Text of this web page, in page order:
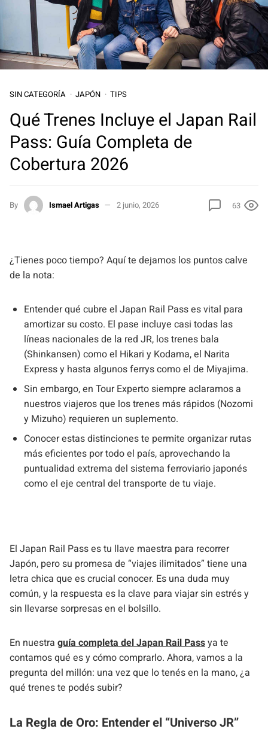
SIN CATEGORÍA JAPÓN TIPS
Qué Trenes Incluye el Japan Rail
Pass: Guía Completa de
Cobertura 2026
By Ismael Artigas 2 junio, 2026 63
¿Tienes poco tiempo? Aquí te dejamos los puntos calve
de la nota:
Entender qué cubre el Japan Rail Pass es vital para
amortizar su costo. El pase incluye casi todas las
líneas nacionales de la red JR, los trenes bala
(Shinkansen) como el Hikari y Kodama, el Narita
Express y hasta algunos ferrys como el de Miyajima.
Sin embargo, en Tour Experto siempre aclaramos a
nuestros viajeros que los trenes más rápidos (Nozomi
y Mizuho) requieren un suplemento.
Conocer estas distinciones te permite organizar rutas
más eficientes por todo el país, aprovechando la
puntualidad extrema del sistema ferroviario japonés
como el eje central del transporte de tu viaje.
El Japan Rail Pass es tu llave maestra para recorrer
Japón, pero su promesa de “viajes ilimitados” tiene una
letra chica que es crucial conocer. Es una duda muy
común, y la respuesta es la clave para viajar sin estrés y
sin llevarse sorpresas en el bolsillo.
En nuestra guía completa del Japan Rail Passya te
contamos qué es y cómo comprarlo. Ahora, vamos a la
pregunta del millón: una vez que lo tenés en la mano, ¿a
qué trenes te podés subir?
La Regla de Oro: Entender el “Universo JR”